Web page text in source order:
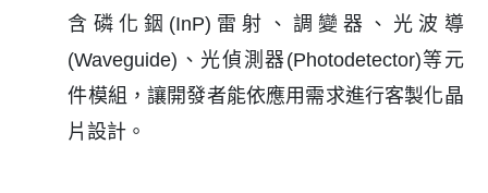
含磷化銦(InP)雷射、調變器、光波導
(Waveguide)、光偵測器(Photodetector)等元
件模組，讓開發者能依應用需求進行客製化晶
片設計。